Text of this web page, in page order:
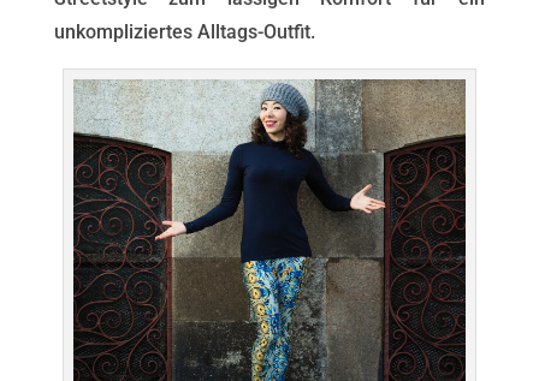
unkompliziertes Alltags-Outfit.